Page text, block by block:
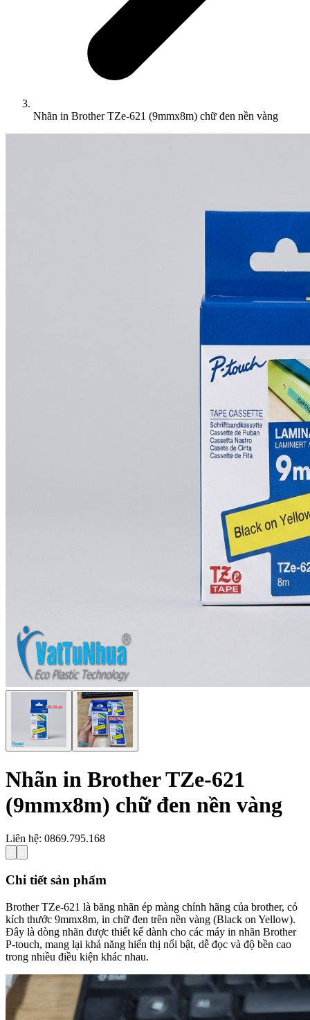
Nhãn in Brother TZe-621 (9mmx8m) chữ đen nền vàng
Nhãn in Brother TZe-621
(9mmx8m) chữ đen nền vàng
Liên hệ: 0869.795.168
Chi tiết sản phẩm
Brother TZe-621 là băng nhãn ép màng chính hãng của brother, có
kích thước 9mmx8m, in chữ đen trên nền vàng (Black on Yellow).
Đây là dòng nhãn được thiết kế dành cho các máy in nhãn Brother
P-touch, mang lại khả năng hiển thị nổi bật, dễ đọc và độ bền cao
trong nhiều điều kiện khác nhau.